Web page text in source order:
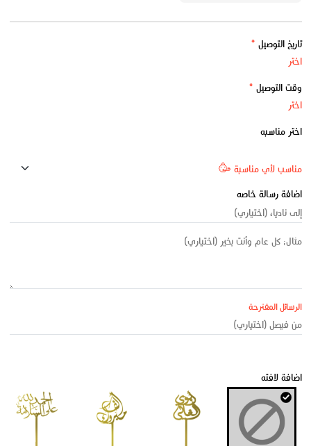
تاريخ التوصيل *
وقت التوصيل *
اختر مناسبه
اضافة رسالة خاصه
الرسائل المقترحة
اضافة لافته